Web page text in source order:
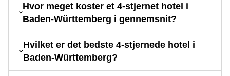
Hvor meget koster et 4-stjernet hotel i
Baden-Württemberg i gennemsnit?
Hvilket er det bedste 4-stjernede hotel i
Baden-Württemberg?